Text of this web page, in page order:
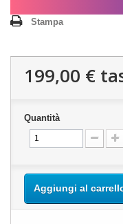
Stampa
199,00 €
Quantità
Aggiungi al